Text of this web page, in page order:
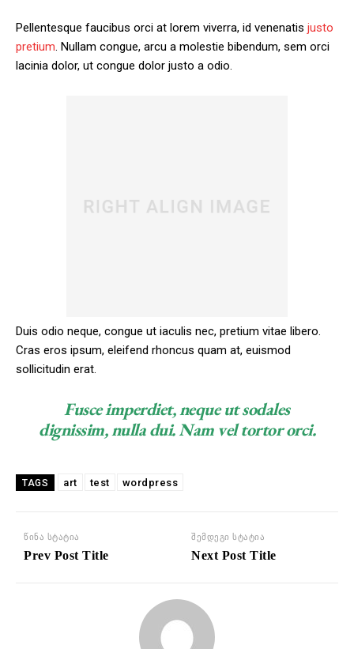
Pellentesque faucibus orci at lorem viverra, id venenatis justo
pretium. Nullam congue, arcu a molestie bibendum, sem orci
lacinia dolor, ut congue dolor justo a odio.
Duis odio neque, congue ut iaculis nec, pretium vitae libero.
Cras eros ipsum, eleifend rhoncus quam at, euismod
sollicitudin erat.
Fusce imperdiet, neque ut sodales
dignissim, nulla dui. Nam vel tortor orci.
TAGS art test wordpress
წინა სტატია
Prev Post Title
შემდეგი სტატია
Next Post Title